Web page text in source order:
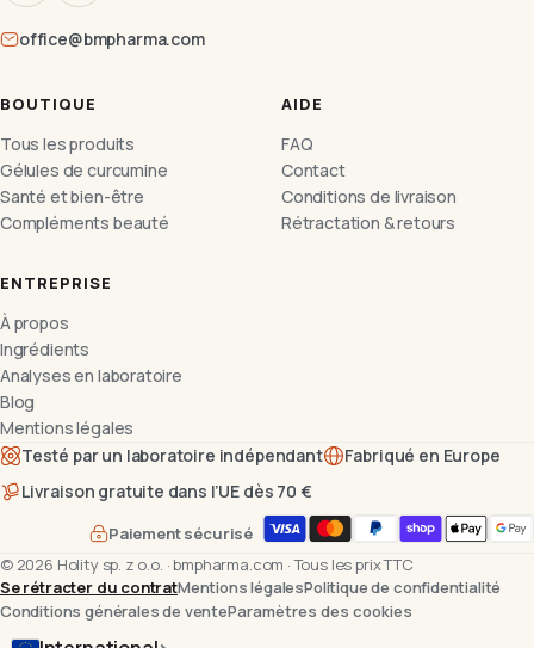
office@bmpharma.com
BOUTIQUE
Tous les produits
Gélules de curcumine
Santé et bien-être
Compléments beauté
AIDE
FAQ
Contact
Conditions de livraison
Rétractation & retours
ENTREPRISE
À propos
Ingrédients
Analyses en laboratoire
Blog
Mentions légales
Testé par un laboratoire indépendant
Fabriqué en Europe
Livraison gratuite dans l’UE dès 70 €
Paiement sécurisé
© 2026 Holity sp. z o.o. ·bmpharma.com · Tous les prix TTC
Se rétracter du contratMentions légalesPolitique de confidentialité
Conditions générales de venteParamètres des cookies